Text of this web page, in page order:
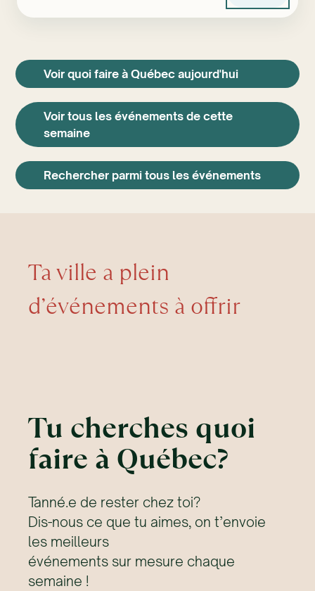
Voir quoi faire à Québec aujourd'hui
Voir tous les événements de cette
semaine
Rechercher parmi tous les événements
Ta ville a plein
d’événements à offrir
Tu cherches quoi
faire à Québec?
Tanné.e de rester chez toi?
Dis-nous ce que tu aimes, on t’envoie
les meilleurs
événements sur mesure chaque
semaine !